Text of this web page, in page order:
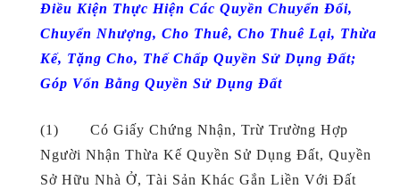
Điều Kiện Thực Hiện Các Quyền Chuyển Đổi,
Chuyển Nhượng, Cho Thuê, Cho Thuê Lại, Thừa
Kế, Tặng Cho, Thế Chấp Quyền Sử Dụng Đất;
Góp Vốn Bằng Quyền Sử Dụng Đất
(1) Có Giấy Chứng Nhận, Trừ Trường Hợp
Người Nhận Thừa Kế Quyền Sử Dụng Đất, Quyền
Sở Hữu Nhà Ở, Tài Sản Khác Gắn Liền Với Đất